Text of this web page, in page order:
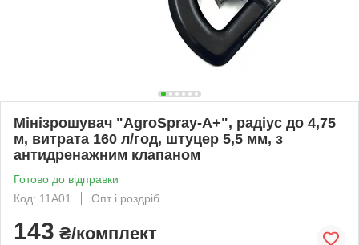
Мінізрошувач "AgroSpray-А+", радіус до 4,75
м, витрата 160 л/год, штуцер 5,5 мм, з
антидренажним клапаном
Готово до відправки
Код: 11А01
Опт і роздріб
143 ₴/комплект